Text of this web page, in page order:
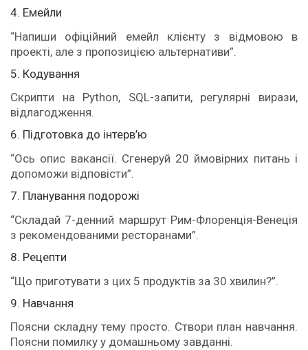
4. Емейли
“Напиши офіційний емейл клієнту з відмовою в
проекті, але з пропозицією альтернативи”.
5. Кодування
Скрипти на Python, SQL-запити, регулярні вирази,
відлагодження.
6. Підготовка до інтерв’ю
“Ось опис вакансії. Сгенеруй 20 ймовірних питань і
допоможи відповісти”.
7. Планування подорожі
“Складай 7-денний маршрут Рим-Флоренція-Венеція
з рекомендованими ресторанами”.
8. Рецепти
“Що приготувати з цих 5 продуктів за 30 хвилин?”.
9. Навчання
Поясни складну тему просто. Створи план навчання.
Поясни помилку у домашньому завданні.